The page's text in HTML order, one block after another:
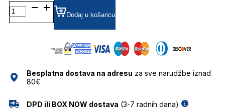
AH1531T DIOPTRIJSKI
OKVIRI
ANA
Dodaj u košaricu
Besplatna dostava na adresu za sve narudžbe iznad
80€
DPD ili BOX NOW dostava (3-7 radnih dana)